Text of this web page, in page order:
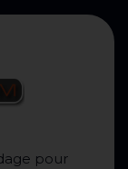
pour